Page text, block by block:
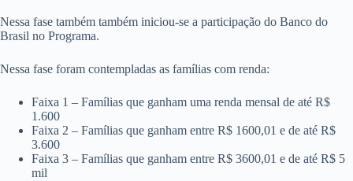
Nessa fase também também iniciou-se a participação do Banco do
Brasil no Programa.
Nessa fase foram contempladas as famílias com renda:
Faixa 1 – Famílias que ganham uma renda mensal de até R$
1.600
Faixa 2 – Famílias que ganham entre R$ 1600,01 e de até R$
3.600
Faixa 3 – Famílias que ganham entre R$ 3600,01 e de até R$ 5
mil